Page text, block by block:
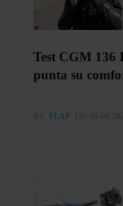
Test CGM 136
punta su
BY FLAP ON 05-08-